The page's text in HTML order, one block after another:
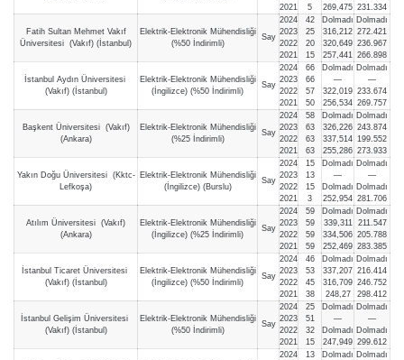
2021
5
269,475 231.334
Fatih Sultan Mehmet Vakıf
Üniversitesi (Vakıf) (İstanbul)
Elektrik-Elektronik Mühendisliği
(%50 İndirimli)
Say
2024
2023
2022
2021
42
25
20
15
Dolmadı
316,212
320,649
257,441
Dolmadı
272.421
236.967
266.898
İstanbul Aydın Üniversitesi
(Vakıf) (İstanbul)
Elektrik-Elektronik Mühendisliği
(İngilizce) (%50 İndirimli)
Say
2024
2023
2022
2021
66
66
57
50
Dolmadı
—
322,019
256,534
Dolmadı
—
233.674
269.757
Başkent Üniversitesi (Vakıf)
(Ankara)
Elektrik-Elektronik Mühendisliği
(%25 İndirimli)
Say
2024
2023
2022
2021
58
63
63
63
Dolmadı
326,226
337,514
255,286
Dolmadı
243.874
199.552
273.933
Yakın Doğu Üniversitesi (Kktc-
Lefkoşa)
Elektrik-Elektronik Mühendisliği
(İngilizce) (Burslu)
Say
2024
2023
2022
2021
15
13
15
3
Dolmadı
—
Dolmadı
252,954
Dolmadı
—
Dolmadı
281.706
Atılım Üniversitesi (Vakıf)
(Ankara)
Elektrik-Elektronik Mühendisliği
(İngilizce) (%25 İndirimli)
Say
2024
2023
2022
2021
59
59
59
59
Dolmadı
339,311
334,506
252,469
Dolmadı
211.547
205.788
283.385
İstanbul Ticaret Üniversitesi
(Vakıf) (İstanbul)
Elektrik-Elektronik Mühendisliği
(İngilizce) (%50 İndirimli)
Say
2024
2023
2022
2021
46
53
45
38
Dolmadı
337,207
316,709
248,27
Dolmadı
216.414
246.752
298.412
İstanbul Gelişim Üniversitesi
(Vakıf) (İstanbul)
Elektrik-Elektronik Mühendisliği
(%50 İndirimli)
Say
2024
2023
2022
2021
25
51
32
15
Dolmadı
—
Dolmadı
247,949
Dolmadı
—
Dolmadı
299.612
2024
13
Dolmadı Dolmadı